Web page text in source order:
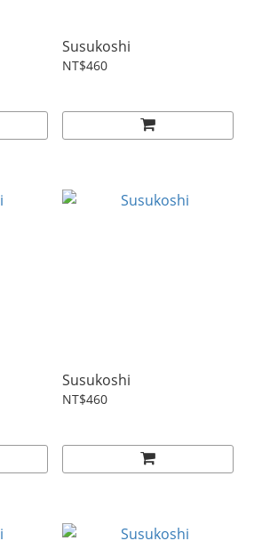
Susukoshi
NT$460
Susukoshi
NT$460